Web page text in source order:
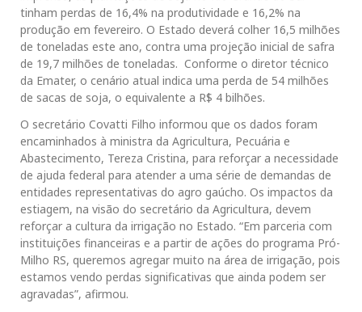
tinham perdas de 16,4% na produtividade e 16,2% na
produção em fevereiro. O Estado deverá colher 16,5 milhões
de toneladas este ano, contra uma projeção inicial de safra
de 19,7 milhões de toneladas. Conforme o diretor técnico
da Emater, o cenário atual indica uma perda de 54 milhões
de sacas de soja, o equivalente a R$ 4 bilhões.
O secretário Covatti Filho informou que os dados foram
encaminhados à ministra da Agricultura, Pecuária e
Abastecimento, Tereza Cristina, para reforçar a necessidade
de ajuda federal para atender a uma série de demandas de
entidades representativas do agro gaúcho. Os impactos da
estiagem, na visão do secretário da Agricultura, devem
reforçar a cultura da irrigação no Estado. “Em parceria com
instituições financeiras e a partir de ações do programa Pró-
Milho RS, queremos agregar muito na área de irrigação, pois
estamos vendo perdas significativas que ainda podem ser
agravadas”, afirmou.